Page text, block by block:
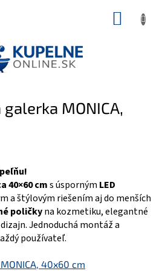
MONICA,
40×60 cms úsporným LED
a štýlovým riešením aj do menších
poličkyna kozmetiku, elegantné
Jednoduchá montáž a
používateľ.
40x60 cm